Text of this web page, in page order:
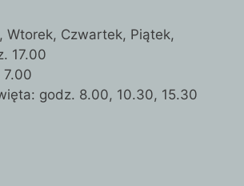
Wtorek, Czwartek, Piątek,
17.00
7.00
godz. 8.00, 10.30, 15.30